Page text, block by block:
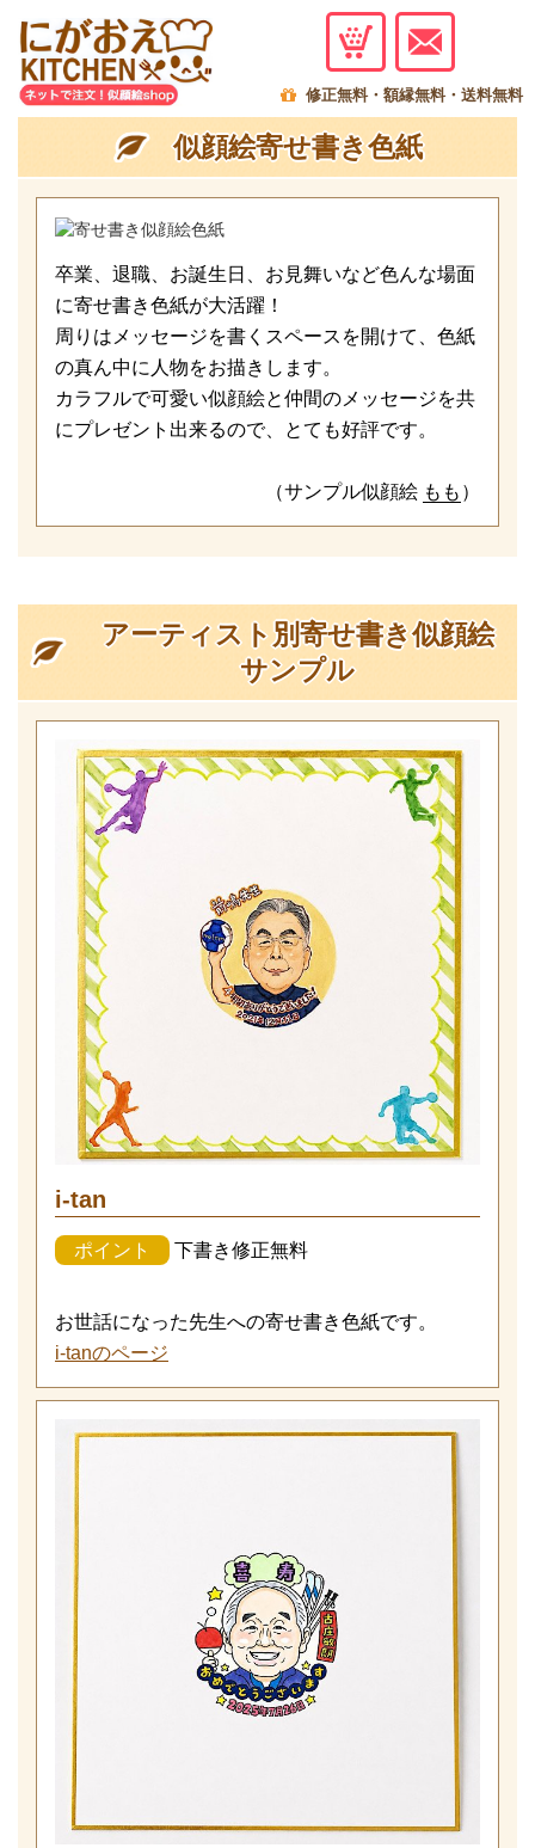
修正無料・額縁無料・送料無料
似顔絵寄せ書き色紙
卒業、退職、お誕生日、お見舞いなど色んな場面
に寄せ書き色紙が大活躍！
周りはメッセージを書くスペースを開けて、色紙
の真ん中に人物をお描きします。
カラフルで可愛い似顔絵と仲間のメッセージを共
にプレゼント出来るので、とても好評です。
（サンプル似顔絵 もも ）
アーティスト別寄せ書き似顔絵
サンプル
i-tan
ポイント 下書き修正無料
お世話になった先生への寄せ書き色紙です。
i-tanのページ